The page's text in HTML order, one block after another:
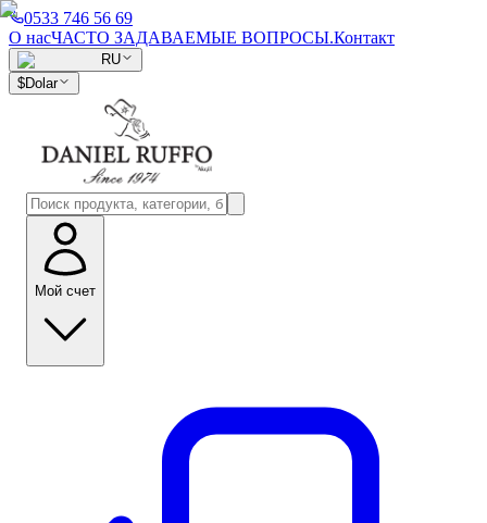
0533 746 56 69
О насЧАСТО ЗАДАВАЕМЫЕ ВОПРОСЫ.Контакт
RU
$Dolar
Мой счет